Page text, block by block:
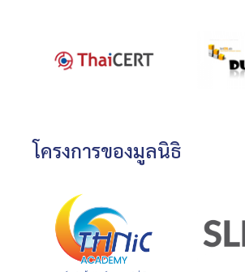
โครงการของมูลนิธิ